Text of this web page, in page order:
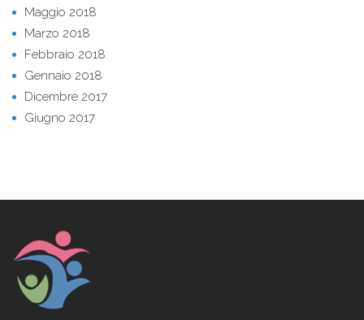
Maggio 2018
Marzo 2018
Febbraio 2018
Gennaio 2018
Dicembre 2017
Giugno 2017